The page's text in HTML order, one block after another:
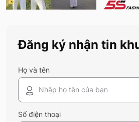
10 xu
năm nay
Đăng ký nhận tin
Họ và tên
Số điện thoại